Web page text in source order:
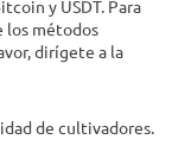
y USDT. Para
los métodos
dirígete a la
de cultivadores.